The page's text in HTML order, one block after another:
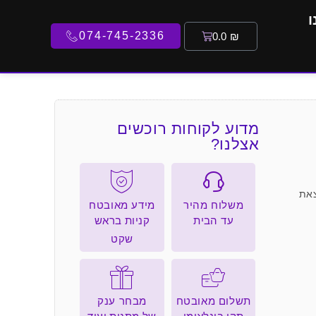
0.0 ₪
074-745-2336
מדוע לקוחות רוכשים
אצלנו?
משלוח מהיר
עד הבית
מידע מאובטח
קניות בראש
שקט
תשלום מאובטח
מבחר ענק